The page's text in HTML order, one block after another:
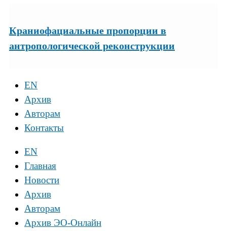
Краниофациальные пропорции в
антропологической реконструкции
EN
Архив
Авторам
Контакты
EN
Главная
Новости
Архив
Авторам
Архив ЭО-Онлайн